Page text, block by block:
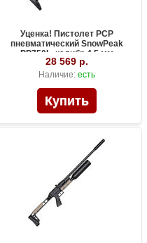
Уценка! Пистолет PCP
пневматический SnowPeak
PP750L, калибр 4.5 мм
28 569 р.
Наличие: есть